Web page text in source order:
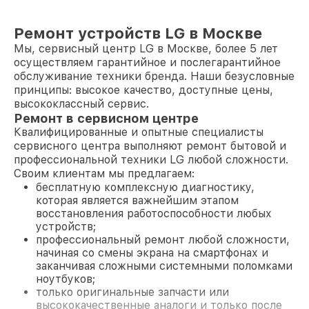
Ремонт устройств LG в Москве
Мы, сервисный центр LG в Москве, более 5 лет
осуществляем гарантийное и послегарантийное
обслуживание техники бренда. Наши безусловные
принципы: высокое качество, доступные цены,
высококлассный сервис.
Ремонт в сервисном центре
Квалифицированные и опытные специалисты
сервисного центра выполняют ремонт бытовой и
профессиональной техники LG любой сложности.
Своим клиентам мы предлагаем:
бесплатную комплексную диагностику,
которая является важнейшим этапом
восстановления работоспособности любых
устройств;
профессиональный ремонт любой сложности,
начиная со смены экрана на смартфонах и
заканчивая сложными системными поломками
ноутбуков;
только оригинальные запчасти или
высококачественные аналоги и только после